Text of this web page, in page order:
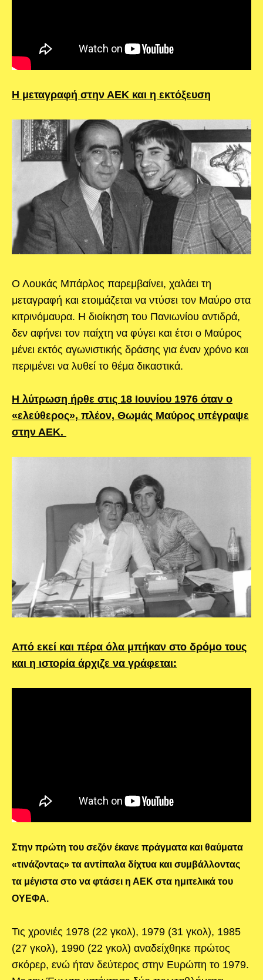
Η μεταγραφή στην ΑΕΚ και η εκτόξευση
Ο Λουκάς Μπάρλος παρεμβαίνει, χαλάει τη
μεταγραφή και ετοιμάζεται να ντύσει τον Μαύρο στα
κιτρινόμαυρα. Η διοίκηση του Πανιωνίου αντιδρά,
δεν αφήνει τον παίχτη να φύγει και έτσι ο Μαύρος
μένει εκτός αγωνιστικής δράσης για έναν χρόνο και
περιμένει να λυθεί το θέμα δικαστικά.
Η λύτρωση ήρθε στις 18 Ιουνίου 1976 όταν ο
«ελεύθερος», πλέον, Θωμάς Μαύρος υπέγραψε
στην ΑΕΚ.
Από εκεί και πέρα όλα μπήκαν στο δρόμο τους
και η ιστορία άρχιζε να γράφεται:
Στην πρώτη του σεζόν έκανε πράγματα και θαύματα
«τινάζοντας» τα αντίπαλα δίχτυα και συμβάλλοντας
τα μέγιστα στο να φτάσει η ΑΕΚ στα ημιτελικά του
ΟΥΕΦΑ.
Τις χρονιές 1978 (22 γκολ), 1979 (31 γκολ), 1985
(27 γκολ), 1990 (22 γκολ) αναδείχθηκε πρώτος
σκόρερ, ενώ ήταν δεύτερος στην Ευρώπη το 1979.